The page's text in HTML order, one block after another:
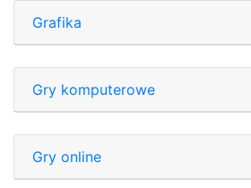
Grafika
Gry komputerowe
Gry online